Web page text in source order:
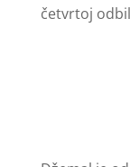
četvrtoj